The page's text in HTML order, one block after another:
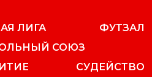
ЛИГА
ФУТЗАЛ
СОЮЗ
СУДЕЙСТВО